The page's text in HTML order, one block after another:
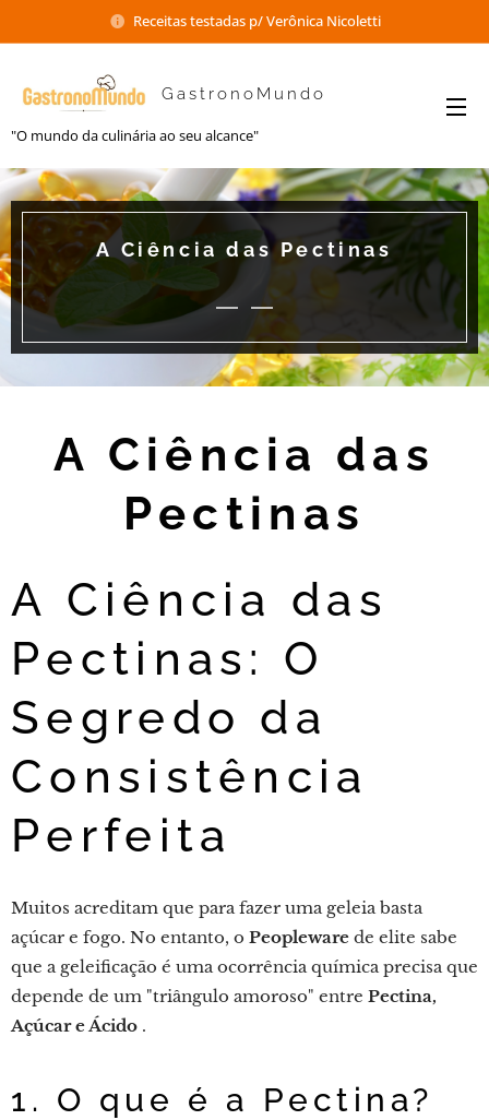
Receitas testadas p/ Verônica Nicoletti
GastronoMundo
"O mundo da culinária ao seu alcance"
A Ciência das Pectinas
A Ciência das
Pectinas
A Ciência das
Pectinas: O
Segredo da
Consistência
Perfeita
Muitos acreditam que para fazer uma geleia basta
açúcar e fogo. No entanto, o Peopleware de elite sabe
que a geleificação é uma ocorrência química precisa que
depende de um "triângulo amoroso" entre Pectina,
Açúcar e Ácido .
1. O que é a Pectina?